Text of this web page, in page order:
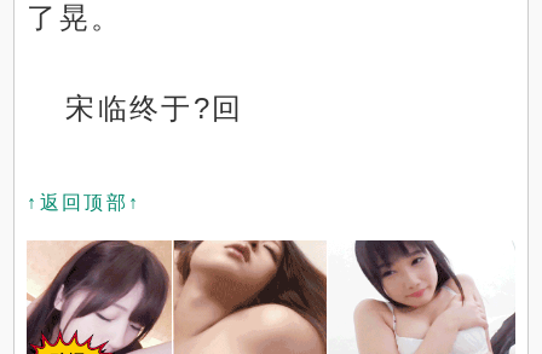
了晃。
宋临终于?回
↑返回顶部↑